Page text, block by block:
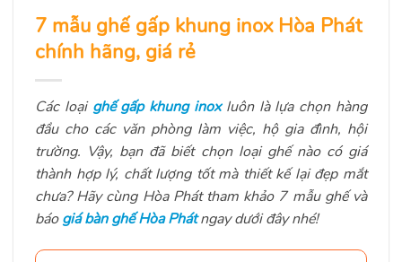
7 mẫu ghế gấp khung inox Hòa Phát
chính hãng, giá rẻ
Các loại ghế gấp khung inoxluôn là lựa chọn hàng
đầu cho các văn phòng làm việc, hộ gia đình, hội
trường. Vậy, bạn đã biết chọn loại ghế nào có giá
thành hợp lý, chất lượng tốt mà thiết kế lại đẹp mắt
chưa? Hãy cùng Hòa Phát tham khảo 7 mẫu ghế và
báogiá bàn ghế Hòa Phátngay dưới đây nhé!